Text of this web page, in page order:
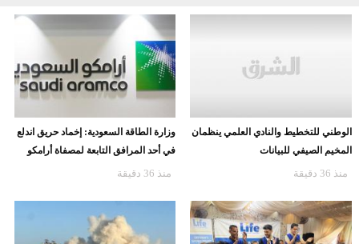
الوطني للتخطيط والنادي العلمي ينظمان
المخيم الصيفي للبيانات
منذ 36 دقيقة
وزارة الطاقة السعودية: إخماد حريق اندلع
في أحد المرافق التابعة لمصفاة أرامكو
منذ 36 دقيقة